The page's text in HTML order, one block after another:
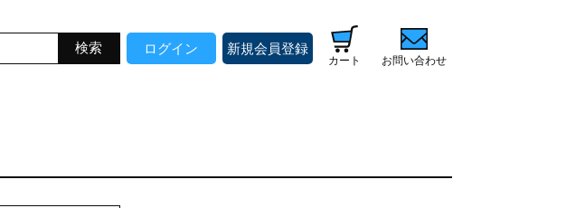
ログイン 新規会員登録
カート お問い合わせ